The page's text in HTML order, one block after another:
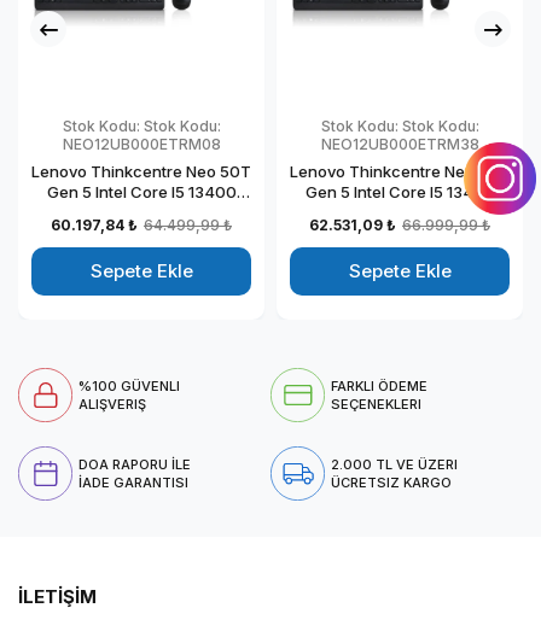
Stok Kodu: Stok Kodu:
NEO12UB000ETRM08
Lenovo Thinkcentre Neo 50T
Gen 5 Intel Core I5 13400
Freedos Masaüstü Blgisayar
NEO12UB000ETRM08
60.197,84 ₺ 64.499,99 ₺
Sepete Ekle
Stok Kodu: Stok Kodu:
NEO12UB000ETRM38
Lenovo Thinkcentre Neo 50T
Gen 5 Intel Core I5 13400
16GB DDR5 1TB SSD 23.8mon
Windows 11 Home Masaüstü
Blgisayar
NEO12UB000ETRMH08
62.531,09 ₺ 66.999,99 ₺
Sepete Ekle
%100 GÜVENLI
ALIŞVERIŞ
FARKLI ÖDEME
SEÇENEKLERI
DOA RAPORU İLE
İADE GARANTISI
2.000 TL VE ÜZERI
ÜCRETSIZ KARGO
İLETİŞİM